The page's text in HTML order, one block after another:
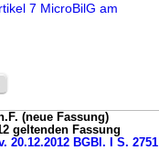
7 MicroBilG am
(neue Fassung)
geltenden Fassung
20.12.2012 BGBl. I S. 2751